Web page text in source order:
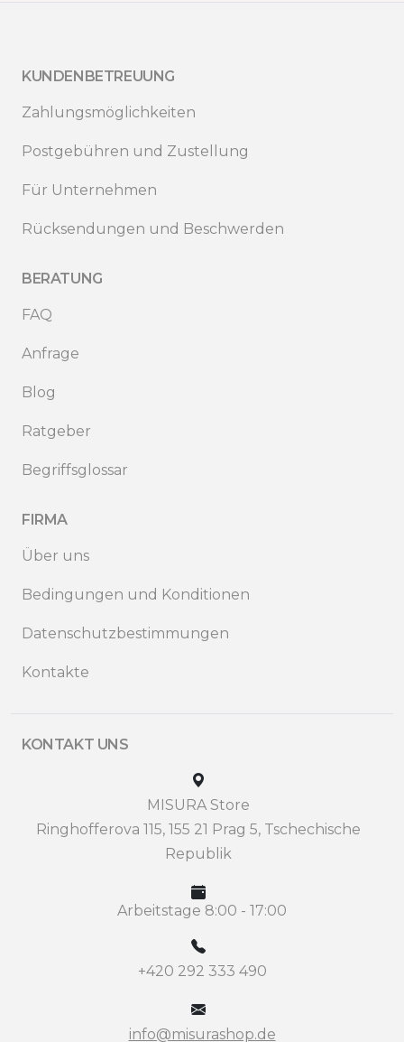
KUNDENBETREUUNG
Zahlungsmöglichkeiten
Postgebühren und Zustellung
Für Unternehmen
Rücksendungen und Beschwerden
BERATUNG
FAQ
Anfrage
Blog
Ratgeber
Begriffsglossar
FIRMA
Über uns
Bedingungen und Konditionen
Datenschutzbestimmungen
Kontakte
KONTAKT UNS
MISURA Store
Ringhofferova 115, 155 21 Prag 5, Tschechische
Republik
Arbeitstage 8:00 - 17:00
+420 292 333 490
info@misurashop.de